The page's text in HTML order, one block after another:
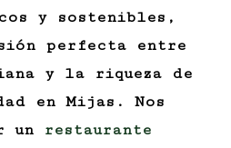
y sostenibles,
perfecta entre
y la riqueza de
en Mijas. Nos
un restaurante